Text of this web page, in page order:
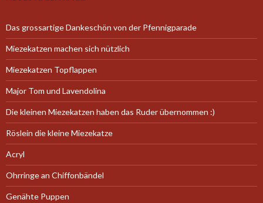
Das grossartige Dankeschön von der Pfennigparade
Miezekatzen machen sich nützlich
Miezekatzen Topflappen
Major Tom und Lavendolina
Die kleinen Miezekatzen haben das Ruder übernommen :)
Röslein die kleine Miezekatze
Acryl
Ohrringe an Chiffonbändel
Genähte Puppen